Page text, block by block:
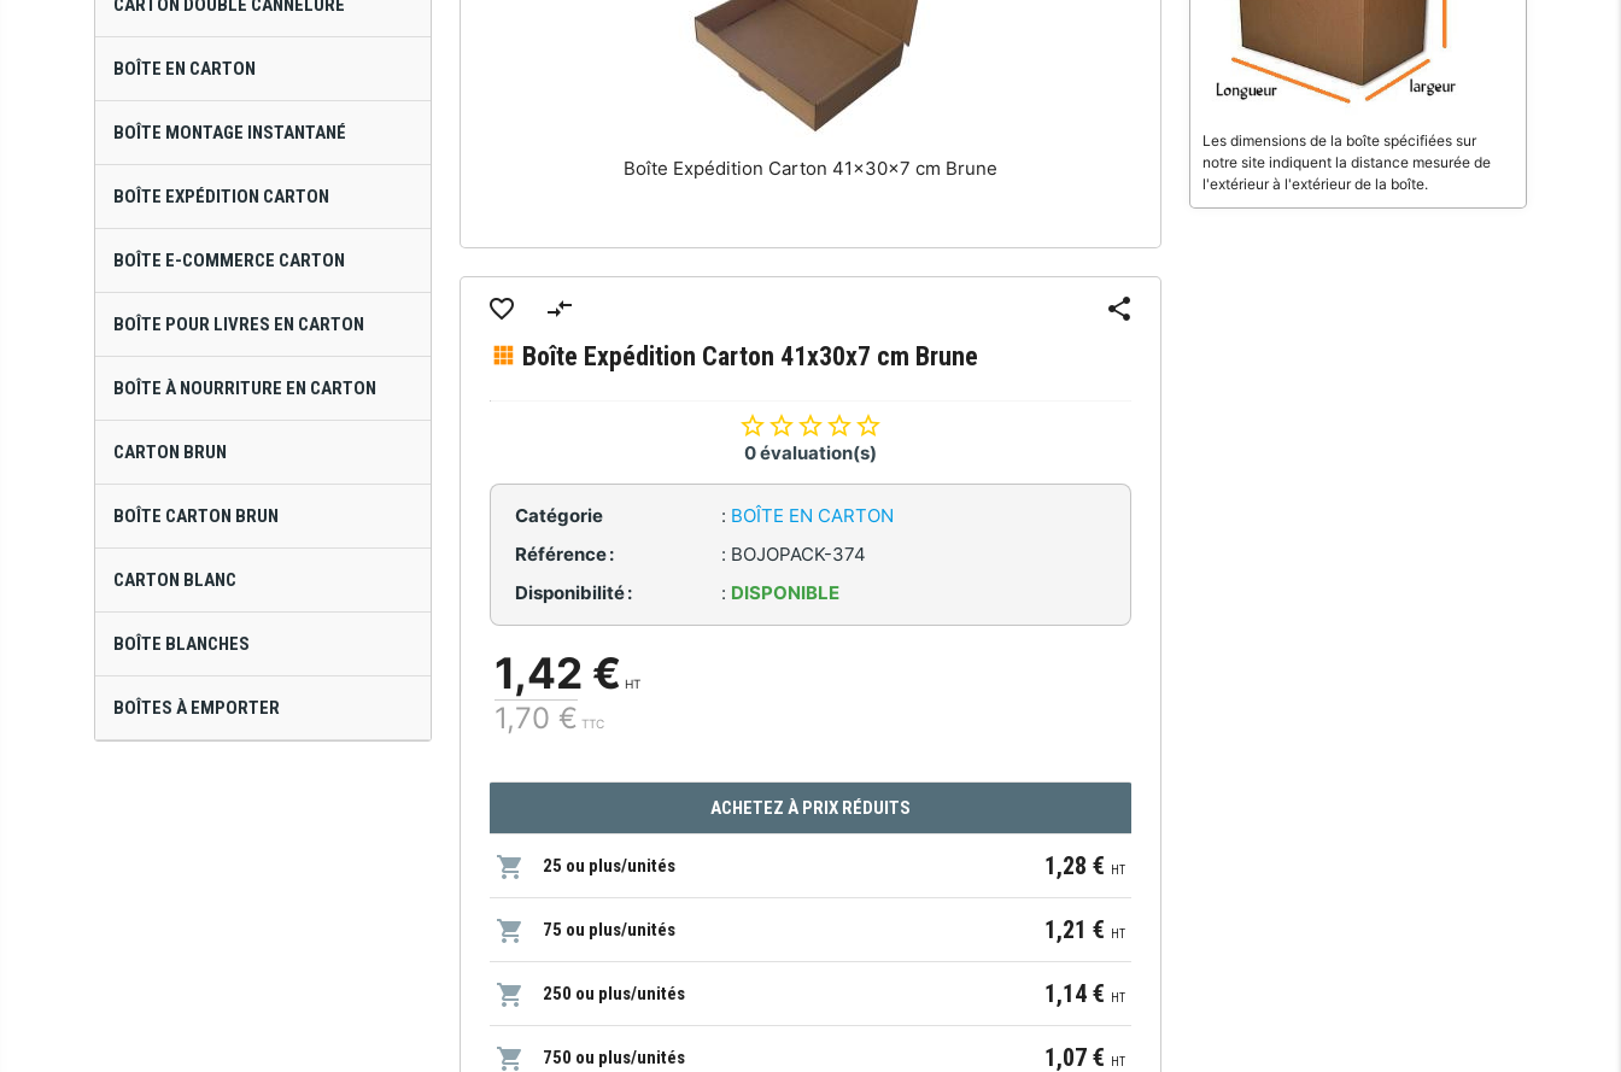
CARTON DOUBLE CANNELURE
BOÎTE EN CARTON
BOÎTE MONTAGE INSTANTANÉ
BOÎTE EXPÉDITION CARTON
BOÎTE E-COMMERCE CARTON
BOÎTE POUR LIVRES EN CARTON
BOÎTE À NOURRITURE EN CARTON
CARTON BRUN
BOÎTE CARTON BRUN
CARTON BLANC
BOÎTE BLANCHES
BOÎTES À EMPORTER
Boîte Expédition Carton 41x30x7 cm Brune
Boîte Expédition Carton 41x30x7 cm Brune
0 évaluation(s)
Catégorie : BOÎTE EN CARTON
Référence :
: BOJOPACK-374
Disponibilité :
: DISPONIBLE
1,42 € HT
1,70 € TTC
ACHETEZ À PRIX RÉDUITS
25 ou plus/unités 1,28 € HT
75 ou plus/unités 1,21 € HT
250 ou plus/unités 1,14 € HT
750 ou plus/unités 1,07 € HT
Les dimensions de la boîte spécifiées sur
notre site indiquent la distance mesurée de
l'extérieur à l'extérieur de la boîte.